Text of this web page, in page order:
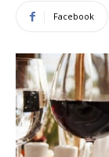
Facebook